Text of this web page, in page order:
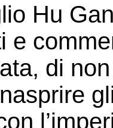
Hu
e
di